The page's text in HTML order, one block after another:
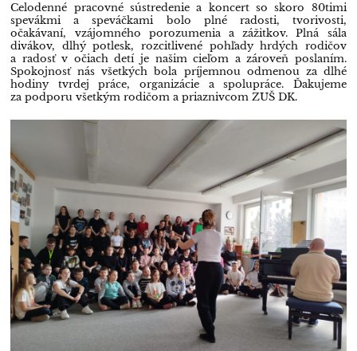
Celodenné pracovné sústredenie a koncert so skoro 80timi
spevákmi a speváčkami bolo plné radosti, tvorivosti,
očakávaní, vzájomného porozumenia a zážitkov. Plná sála
divákov, dlhý potlesk, rozcitlivené pohľady hrdých rodičov
a radosť v očiach detí je našim cieľom a zároveň poslaním.
Spokojnosť nás všetkých bola príjemnou odmenou za dlhé
hodiny tvrdej práce, organizácie a spolupráce. Ďakujeme
za podporu všetkým rodičom a priaznivcom ZUŠ DK.